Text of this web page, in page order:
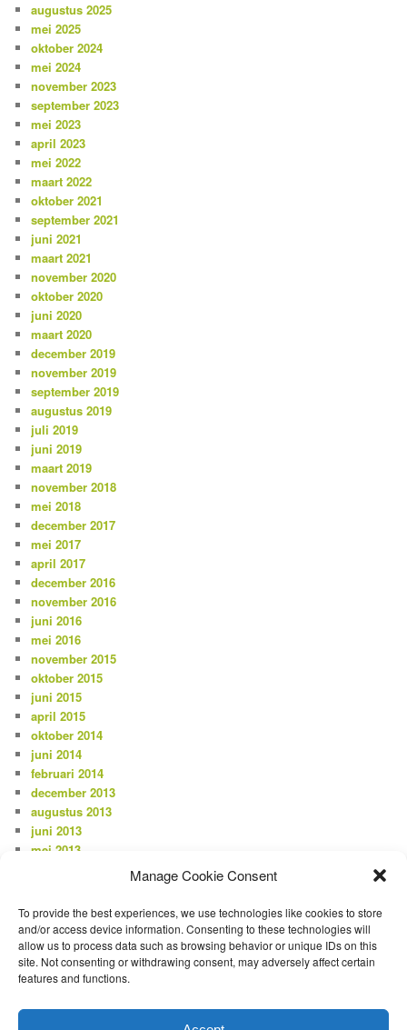
Manage Cookie Consent
To provide the best experiences, we use technologies like cookies to store
and/or access device information. Consenting to these technologies will
allow us to process data such as browsing behavior or unique IDs on this
site. Not consenting or withdrawing consent, may adversely affect certain
features and functions.
augustus 2025
mei 2025
oktober 2024
mei 2024
november 2023
september 2023
mei 2023
april 2023
mei 2022
maart 2022
oktober 2021
september 2021
juni 2021
maart 2021
november 2020
oktober 2020
juni 2020
maart 2020
december 2019
november 2019
september 2019
augustus 2019
juli 2019
juni 2019
maart 2019
november 2018
mei 2018
december 2017
mei 2017
april 2017
december 2016
november 2016
juni 2016
mei 2016
november 2015
oktober 2015
juni 2015
april 2015
oktober 2014
juni 2014
februari 2014
december 2013
augustus 2013
juni 2013
mei 2013
januari 2013
december 2012